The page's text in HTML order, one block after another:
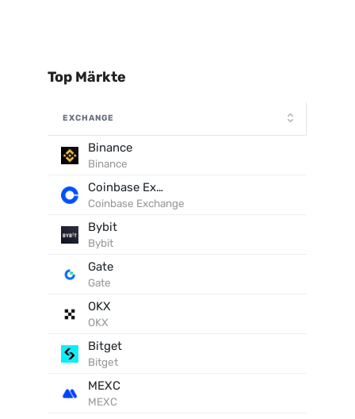
Top Märkte
EXCHANGE
Binance
Binance
Coinbase Exchange
Coinbase Exchange
Bybit
Bybit
Gate
Gate
OKX
OKX
Bitget
Bitget
MEXC
MEXC